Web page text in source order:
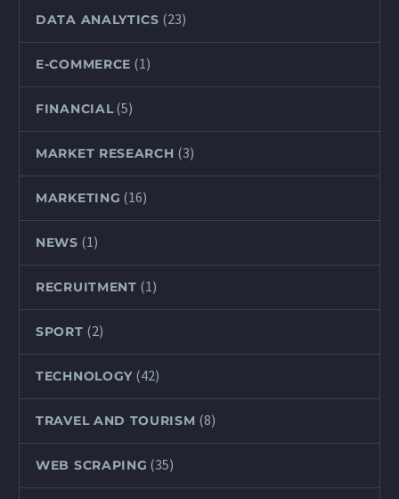
DATA ANALYTICS (23)
E-COMMERCE (1)
FINANCIAL(5)
MARKET RESEARCH (3)
MARKETING (16)
NEWS (1)
RECRUITMENT (1)
SPORT (2)
TECHNOLOGY (42)
TRAVEL AND TOURISM (8)
WEB SCRAPING (35)